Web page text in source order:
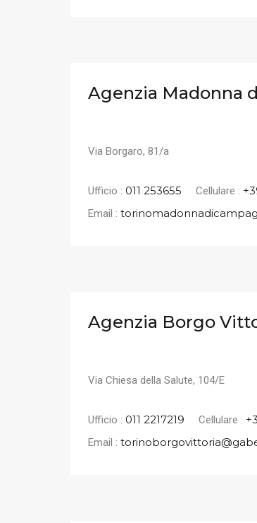
Agenzia Madonna
Via Borgaro, 81/a
Ufficio : 011 253655 Cellulare :
Email :
Agenzia Borgo
Via Chiesa della Salute, 104/E
Ufficio : 011 2217219 Cellulare :
Email :